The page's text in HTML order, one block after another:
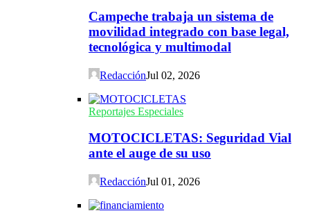
Campeche trabaja un sistema de
movilidad integrado con base legal,
tecnológica y multimodal
RedacciónJul 02, 2026
Reportajes Especiales
MOTOCICLETAS: Seguridad Vial
ante el auge de su uso
RedacciónJul 01, 2026